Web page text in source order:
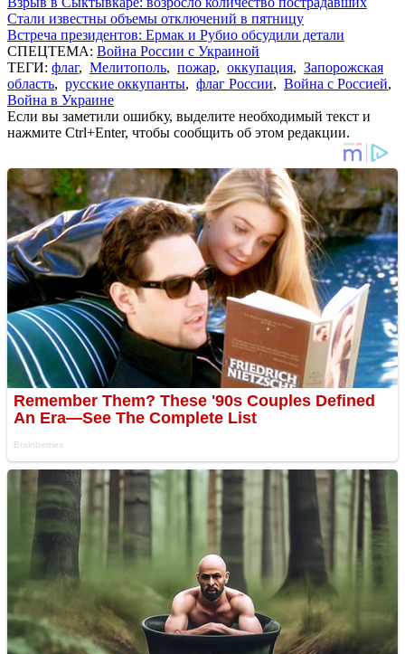
Стали известны объемы отключений в пятницу
Встреча президентов: Ермак и Рубио обсудили детали
СПЕЦТЕМА: Война России с Украиной
ТЕГИ: флаг, Мелитополь, пожар, оккупация, Запорожская
область, русские оккупанты, флаг России, Война с Россией,
Война в Украине
Если вы заметили ошибку, выделите необходимый текст и
нажмите Ctrl+Enter, чтобы сообщить об этом редакции.